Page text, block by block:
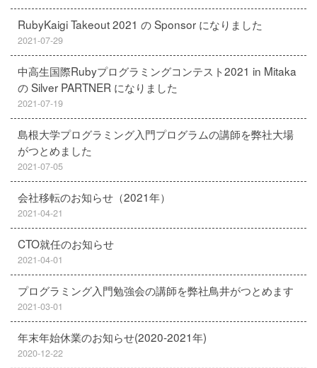
RubyKaigi Takeout 2021 の Sponsor になりました
2021-07-29
中高生国際Rubyプログラミングコンテスト2021 in Mitaka
の Silver PARTNER になりました
2021-07-19
島根大学プログラミング入門プログラムの講師を弊社大場
がつとめました
2021-07-05
会社移転のお知らせ（2021年）
2021-04-21
CTO就任のお知らせ
2021-04-01
プログラミング入門勉強会の講師を弊社鳥井がつとめます
2021-03-01
年末年始休業のお知らせ(2020-2021年)
2020-12-22